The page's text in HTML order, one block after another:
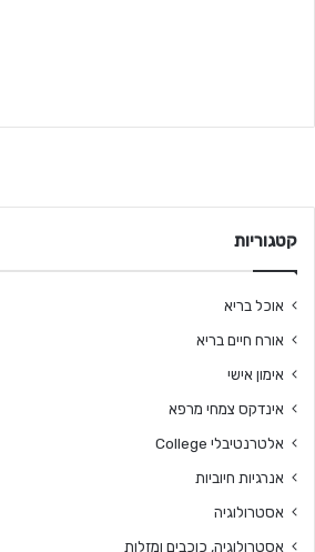
קטגוריות
אוכל בריא
אורח חיים בריא
אימון אישי
אינדקס צמחי מרפא
אלטרנטיבלי College
אנרגיות חיוביות
אסטרולוגיה
אסטרולוגיה, כוכבים ומזלות